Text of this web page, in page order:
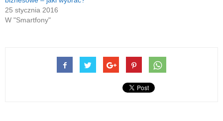
25 stycznia 2016
W "Smartfony"